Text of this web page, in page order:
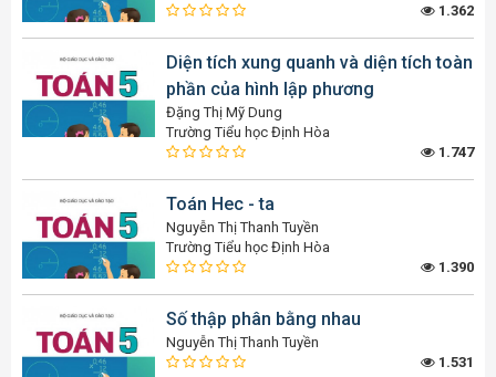
1.362
Diện tích xung quanh và diện tích toàn
phần của hình lập phương
Đặng Thị Mỹ Dung
Trường Tiểu học Định Hòa
1.747
Toán Hec - ta
Nguyễn Thị Thanh Tuyền
Trường Tiểu học Định Hòa
1.390
Số thập phân bằng nhau
Nguyễn Thị Thanh Tuyền
1.531